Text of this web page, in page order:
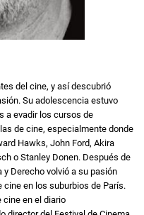
del cine, y así descubrió
Su adolescencia estuvo
a evadir los cursos de
de cine, especialmente donde
Hawks, John Ford, Akira
o Stanley Donen. Después de
Derecho volvió a su pasión
cine en los suburbios de París.
cine en el diario